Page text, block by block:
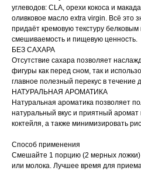
углеводов: CLA, орехи кокоса и
оливковое масло extra virgin. Всё это
придаёт кремовую текстуру
смешиваемость и пищевую ценность.
БЕЗ САХАРА
Отсутствие сахара позволяет
фигуры как перед сном, так и
главное полезный перекус в течение
НАТУРАЛЬНАЯ АРОМАТИКА
Натуральная ароматика позволяет
натуральный вкус и приятный аромат
коктейля, а также минимизировать
Способ применения
Смешайте 1 порцию (2 мерных
или молока. Лучшее время для